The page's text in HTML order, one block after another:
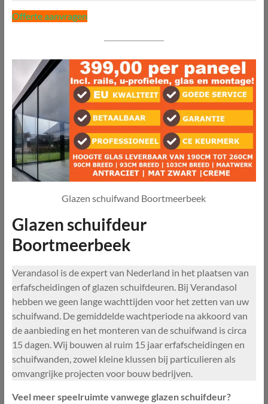
Offerte aanvragen
Glazen schuifwand Boortmeerbeek
Glazen schuifdeur
Boortmeerbeek
Verandasol is de expert van Nederland in het plaatsen van
erfafscheidingen of glazen schuifdeuren. Bij Verandasol
hebben we geen lange wachttijden voor het zetten van uw
schuifwand. De gemiddelde wachtperiode na akkoord van
de aanbieding en het monteren van de schuifwand is circa
15 dagen. Wij bouwen al ruim 15 jaar erfafscheidingen en
schuifwanden, zowel kleine klussen bij particulieren als
omvangrijke projecten voor bouw bedrijven.
Veel meer speelruimte vanwege glazen schuifdeur?